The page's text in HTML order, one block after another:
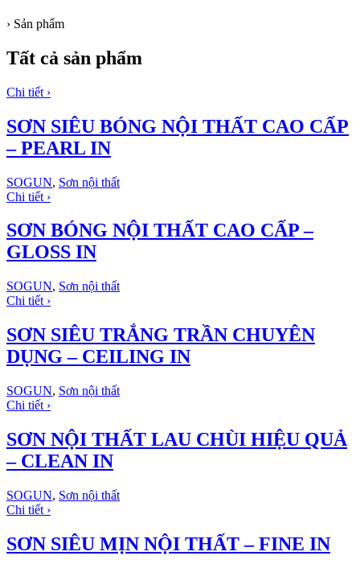
› Sản phẩm
Tất cả sản phẩm
Chi tiết ›
SƠN SIÊU BÓNG NỘI THẤT CAO CẤP
– PEARL IN
SOGUN, Sơn nội thất
Chi tiết ›
SƠN BÓNG NỘI THẤT CAO CẤP –
GLOSS IN
SOGUN, Sơn nội thất
Chi tiết ›
SƠN SIÊU TRẮNG TRẦN CHUYÊN
DỤNG – CEILING IN
SOGUN, Sơn nội thất
Chi tiết ›
SƠN NỘI THẤT LAU CHÙI HIỆU QUẢ
– CLEAN IN
SOGUN, Sơn nội thất
Chi tiết ›
SƠN SIÊU MỊN NỘI THẤT – FINE IN